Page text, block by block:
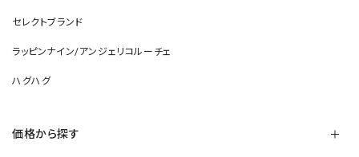
セレクトブランド
ラッピンナイン/アンジェリコルーチェ
ハグハグ
価格から探す